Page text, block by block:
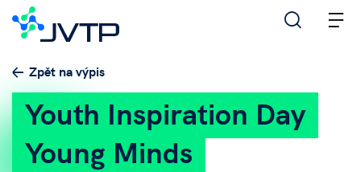
Zpět na výpis
Youth Inspiration Day
Young Minds